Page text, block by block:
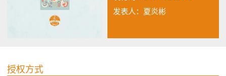
发表人：夏炎彬
授权方式